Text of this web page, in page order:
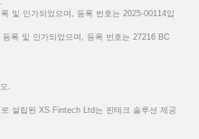
및 인가되었으며, 등록 번호는 2025-00114입
록 및 인가되었으며, 등록 번호는 27216 BC
.
설립된 XS Fintech Ltd는 핀테크 솔루션 제공